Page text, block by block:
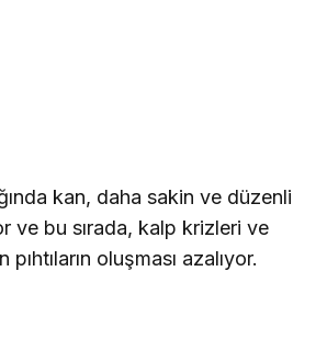
kan, daha sakin ve düzenli
ve bu sırada, kalp krizleri ve
oluşması azalıyor.